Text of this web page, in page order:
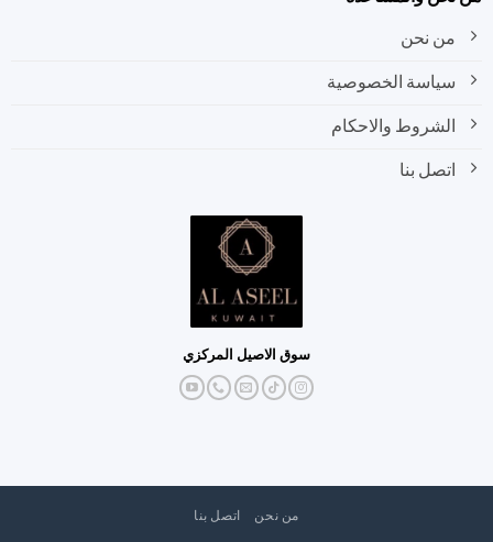
من نحن
سياسة الخصوصية
الشروط والاحكام
اتصل بنا
سوق الاصيل المركزي
من نحن اتصل بنا